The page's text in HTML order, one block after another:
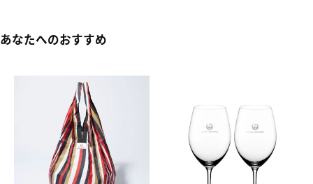
あなたへのおすすめ